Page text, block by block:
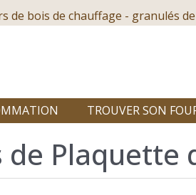
de bois de chauffage - granulés
TROUVER SON
Plaquette